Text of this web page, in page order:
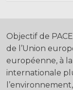
Objectif de
de l’Union
européenne, à
internationale